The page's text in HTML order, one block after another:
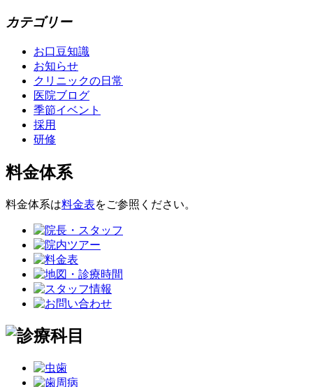
カテゴリー
お口豆知識
お知らせ
クリニックの日常
医院ブログ
季節イベント
採用
研修
料金体系
料金体系は料金表をご参照ください。